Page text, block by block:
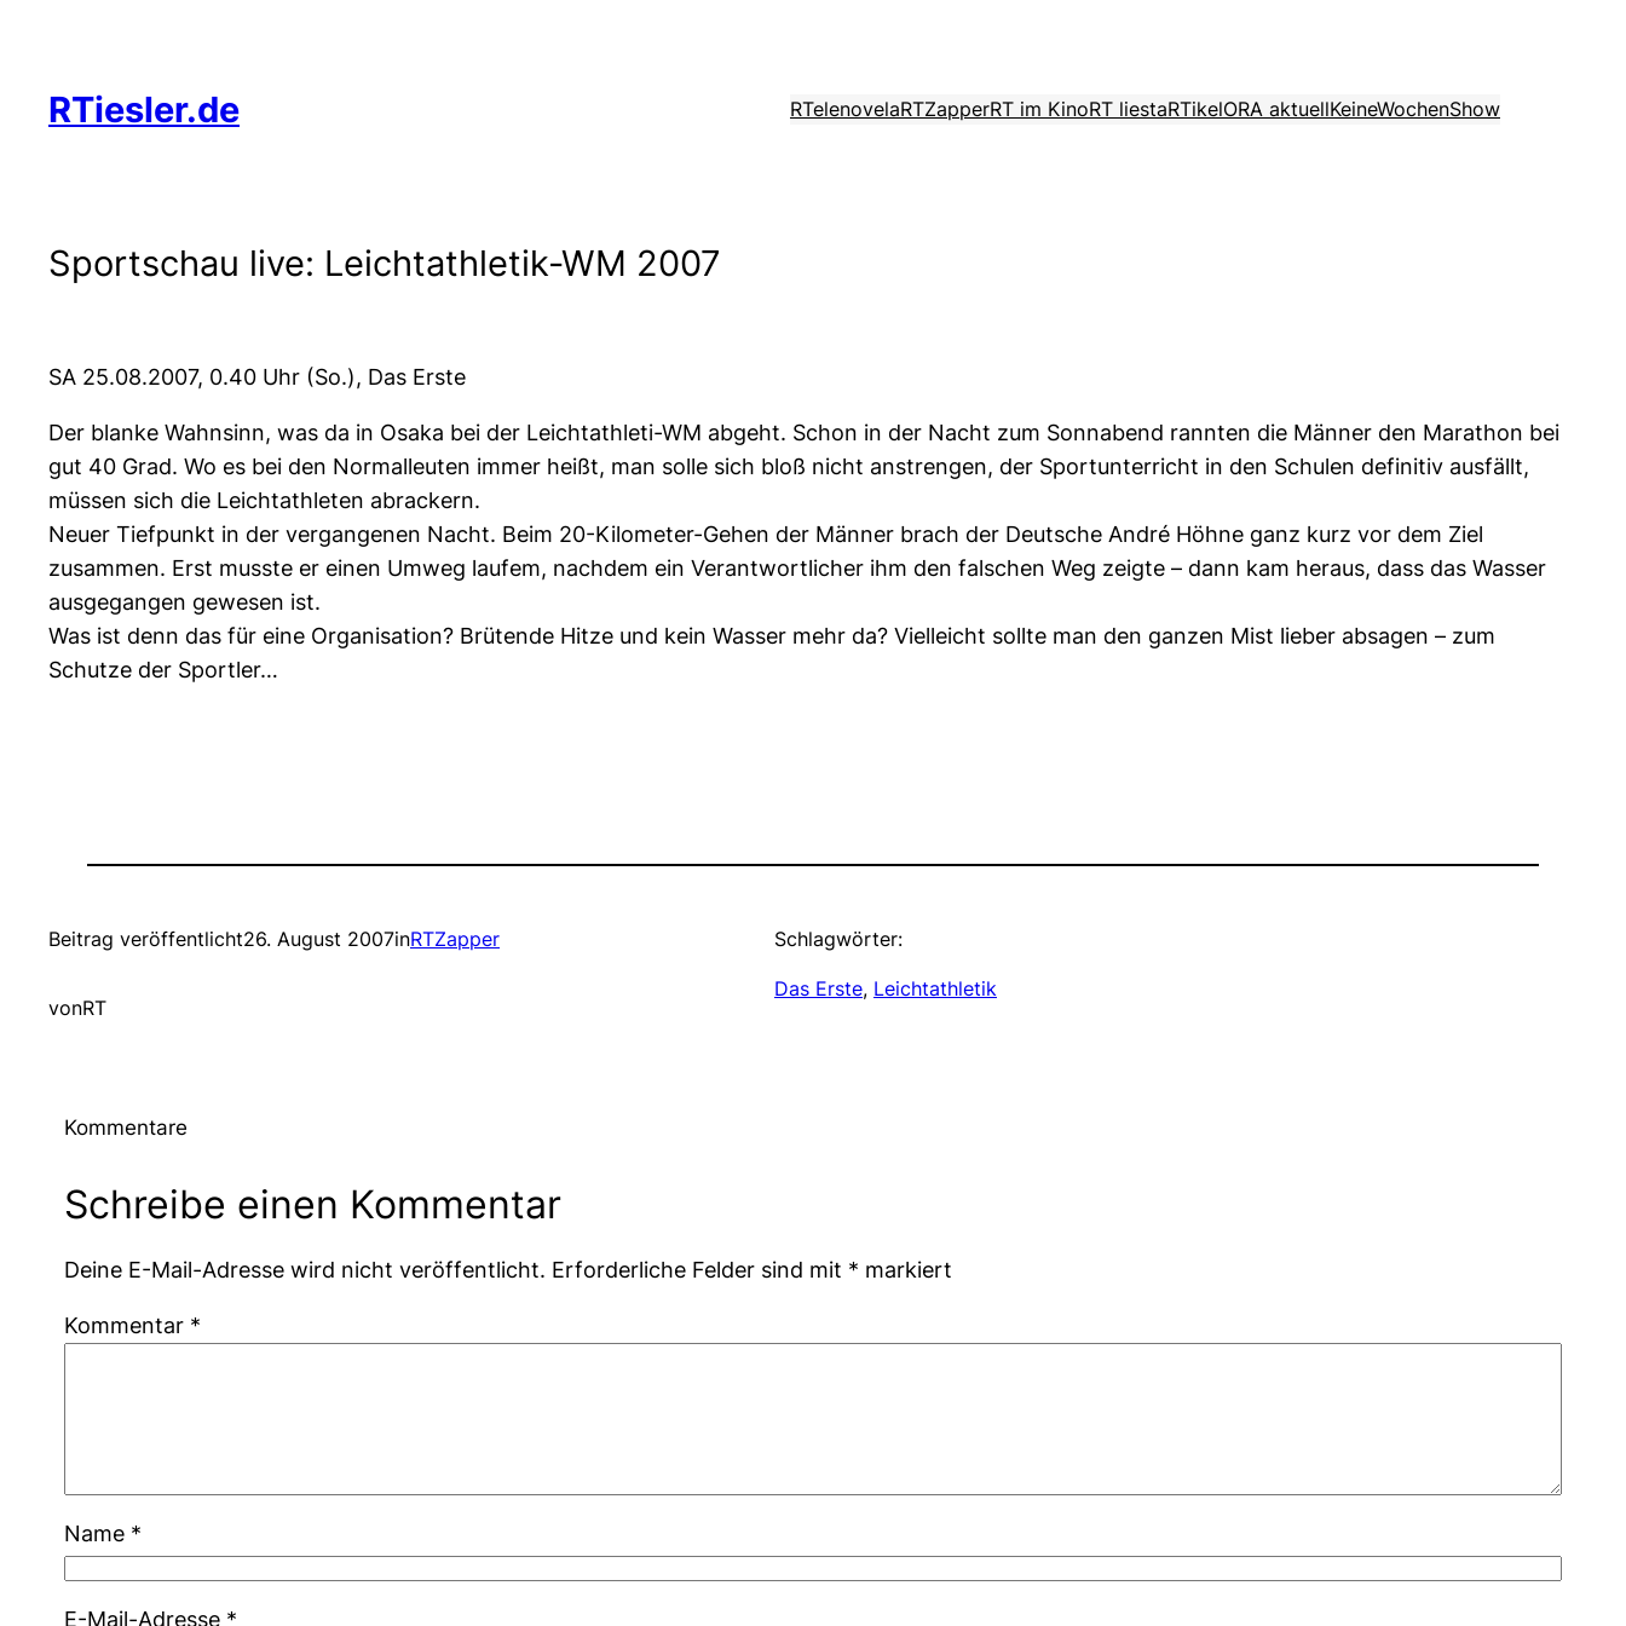
springen
RTiesler.de RTelenovelaRTZapperRT im KinoRT liestaRTikelORA aktuellKeineWochenShow
Sportschau live: Leichtathletik-WM 2007
SA 25.08.2007, 0.40 Uhr (So.), Das Erste
Der blanke Wahnsinn, was da in Osaka bei der Leichtathleti-WM abgeht. Schon in der Nacht zum Sonnabend rannten die Männer den Marathon bei
gut 40 Grad. Wo es bei den Normalleuten immer heißt, man solle sich bloß nicht anstrengen, der Sportunterricht in den Schulen definitiv ausfällt,
müssen sich die Leichtathleten abrackern.
Neuer Tiefpunkt in der vergangenen Nacht. Beim 20-Kilometer-Gehen der Männer brach der Deutsche André Höhne ganz kurz vor dem Ziel
zusammen. Erst musste er einen Umweg laufem, nachdem ein Verantwortlicher ihm den falschen Weg zeigte – dann kam heraus, dass das Wasser
ausgegangen gewesen ist.
Was ist denn das für eine Organisation? Brütende Hitze und kein Wasser mehr da? Vielleicht sollte man den ganzen Mist lieber absagen – zum
Schutze der Sportler…
Beitrag veröffentlicht26. August 2007inRTZapper
vonRT
Schlagwörter:
Das Erste, Leichtathletik
Kommentare
Schreibe einen Kommentar
Deine E-Mail-Adresse wird nicht veröffentlicht. Erforderliche Felder sind mit * markiert
Kommentar *
Name *
E-Mail-Adresse *